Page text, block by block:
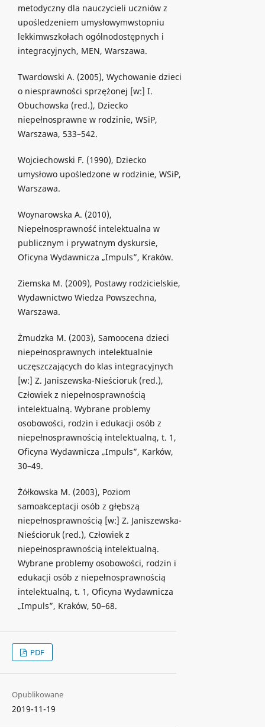
metodyczny dla nauczycieli uczniów z
upośledzeniem umysłowymwstopniu
lekkimwszkołach ogólnodostępnych i
integracyjnych, MEN, Warszawa.
Twardowski A. (2005), Wychowanie dzieci
o niesprawności sprzężonej [w:] I.
Obuchowska (red.), Dziecko
niepełnosprawne w rodzinie, WSiP,
Warszawa, 533–542.
Wojciechowski F. (1990), Dziecko
umysłowo upośledzone w rodzinie, WSiP,
Warszawa.
Woynarowska A. (2010),
Niepełnosprawność intelektualna w
publicznym i prywatnym dyskursie,
Oficyna Wydawnicza „Impuls”, Kraków.
Ziemska M. (2009), Postawy rodzicielskie,
Wydawnictwo Wiedza Powszechna,
Warszawa.
Żmudzka M. (2003), Samoocena dzieci
niepełnosprawnych intelektualnie
uczęszczających do klas integracyjnych
[w:] Z. Janiszewska-Nieścioruk (red.),
Człowiek z niepełnosprawnością
intelektualną. Wybrane problemy
osobowości, rodzin i edukacji osób z
niepełnosprawnością intelektualną, t. 1,
Oficyna Wydawnicza „Impuls”, Karków,
30–49.
Żółkowska M. (2003), Poziom
samoakceptacji osób z głębszą
niepełnosprawnością [w:] Z. Janiszewska-
Nieścioruk (red.), Człowiek z
niepełnosprawnością intelektualną.
Wybrane problemy osobowości, rodzin i
edukacji osób z niepełnosprawnością
intelektualną, t. 1, Oficyna Wydawnicza
„Impuls”, Kraków, 50–68.
PDF
Opublikowane
2019-11-19